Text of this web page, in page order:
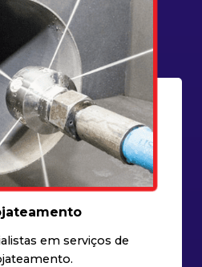
em serviços de